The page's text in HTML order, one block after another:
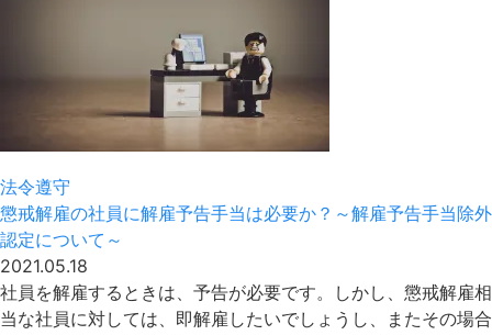
法令遵守
懲戒解雇の社員に解雇予告手当は必要か？～解雇予告手当除外
認定について～
2021.05.18
社員を解雇するときは、予告が必要です。しかし、懲戒解雇相
当な社員に対しては、即解雇したいでしょうし、またその場合